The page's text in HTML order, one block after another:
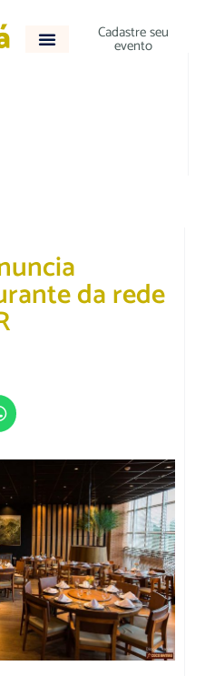
Cadastre seu
evento
da rede